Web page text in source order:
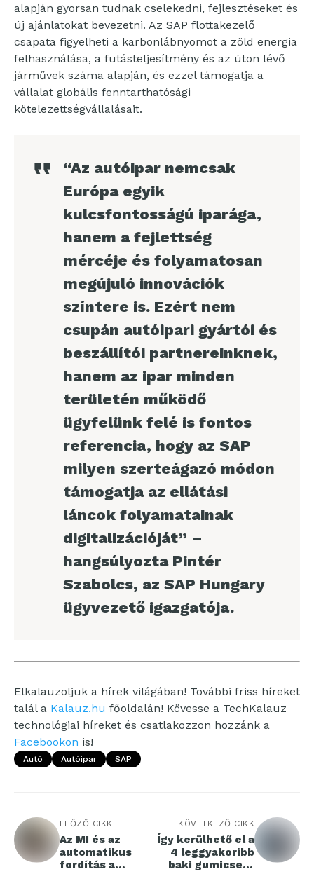
alapján gyorsan tudnak cselekedni, fejlesztéseket és
új ajánlatokat bevezetni. Az SAP flottakezelő
csapata figyelheti a karbonlábnyomot a zöld energia
felhasználása, a futásteljesítmény és az úton lévő
járművek száma alapján, és ezzel támogatja a
vállalat globális fenntarthatósági
kötelezettségvállalásait.
“Az autóipar nemcsak
Európa egyik
kulcsfontosságú iparága,
hanem a fejlettség
mércéje és folyamatosan
megújuló innovációk
színtere is. Ezért nem
csupán autóipari gyártói és
beszállítói partnereinknek,
hanem az ipar minden
területén működő
ügyfelünk felé is fontos
referencia, hogy az SAP
milyen szerteágazó módon
támogatja az ellátási
láncok folyamatainak
digitalizációját” –
hangsúlyozta Pintér
Szabolcs, az SAP Hungary
ügyvezető igazgatója.
Elkalauzoljuk a hírek világában! További friss híreket
talál a Kalauz.hu főoldalán! Kövesse a TechKalauz
technológiai híreket és csatlakozzon hozzánk a
Facebookon is!
Autó Autóipar SAP
ELŐZŐ CIKK
Az MI és az
automatikus
fordítás a
KÖVETKEZŐ CIKK
Így kerülhető el a
4 leggyakoribb
baki gumicsere